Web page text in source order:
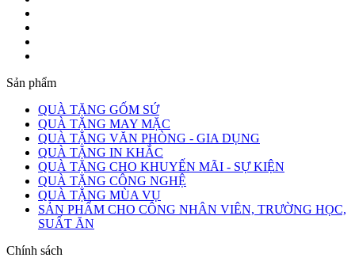
Sản phẩm
QUÀ TẶNG GỐM SỨ
QUÀ TẶNG MAY MẶC
QUÀ TẶNG VĂN PHÒNG - GIA DỤNG
QUÀ TẶNG IN KHẮC
QUÀ TẶNG CHO KHUYẾN MÃI - SỰ KIỆN
QUÀ TẶNG CÔNG NGHỆ
QUÀ TẶNG MÙA VỤ
SẢN PHẨM CHO CÔNG NHÂN VIÊN, TRƯỜNG HỌC,
SUẤT ĂN
Chính sách